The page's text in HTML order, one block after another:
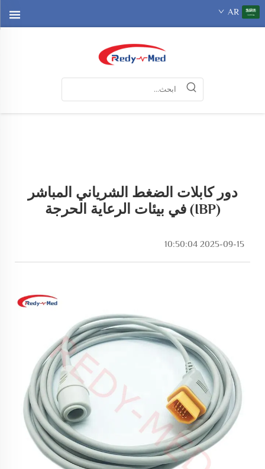
AR
دور كابلات الضغط الشرياني المباشر
(IBP) في بيئات الرعاية الحرجة
2025-09-15 10:50:04